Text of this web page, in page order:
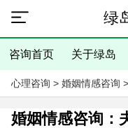
绿
咨询首页 关于绿岛
心理咨询 > 婚姻情感咨询
婚姻情感咨询：